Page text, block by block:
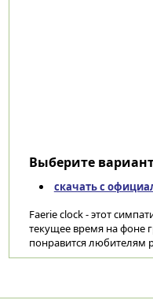
Выберите
скачать с
Faerie clock - этот
текущее время на фоне
понравится любителям